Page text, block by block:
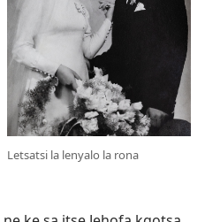
Letsatsi la lenyalo la rona